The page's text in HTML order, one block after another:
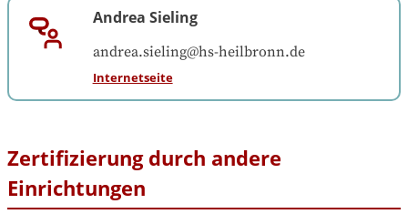
Andrea Sieling
andrea.sieling@hs-heilbronn.de
Internetseite
Zertifizierung durch andere
Einrichtungen